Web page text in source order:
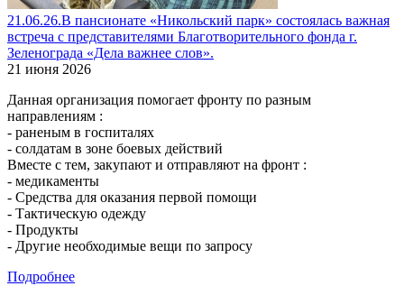
21.06.26.В пансионате «Никольский парк» состоялась важная
встреча с представителями Благотворительного фонда г.
Зеленограда «Дела важнее слов».
21 июня 2026
Данная организация помогает фронту по разным
направлениям :
- раненым в госпиталях
- солдатам в зоне боевых действий
Вместе с тем, закупают и отправляют на фронт :
- медикаменты
- Средства для оказания первой помощи
- Тактическую одежду
- Продукты
- Другие необходимые вещи по запросу
Подробнее